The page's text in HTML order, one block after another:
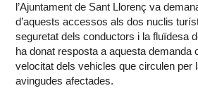
l’Ajuntament de Sant Llorenç va
d’aquests accessos als dos nuclis
seguretat dels conductors i la fluïdesa
ha donat resposta a aquesta demanda
velocitat dels vehicles que circulen per
avingudes afectades.